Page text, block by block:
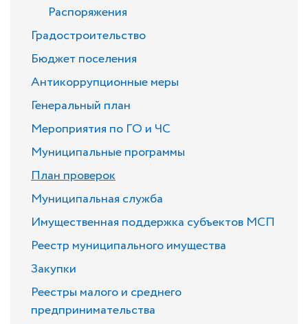
Распоряжения
Градостроительство
Бюджет поселения
Антикоррупционные меры
Генеральный план
Мероприятия по ГО и ЧС
Муниципальные программы
План проверок
Муниципальная служба
Имущественная поддержка субъектов МСП
Реестр муниципального имущества
Закупки
Реестры малого и среднего
предпринимательства